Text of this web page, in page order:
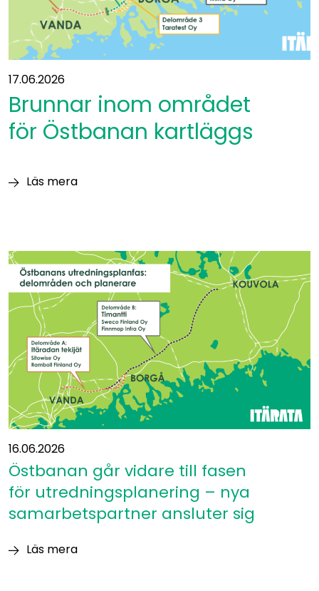
17.06.2026
Brunnar inom området
för Östbanan kartläggs
Läs mera
för Östbanan kartläggs
16.06.2026
Östbanan går vidare till fasen
för utredningsplanering – nya
samarbetspartner ansluter sig
Läs mera